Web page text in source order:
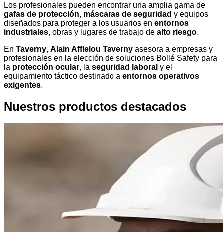
Los profesionales pueden encontrar una amplia gama de
gafas de protección, máscaras de seguridad y equipos
diseñados para proteger a los usuarios en entornos
industriales, obras y lugares de trabajo de alto riesgo.
En Taverny, Alain Afflelou Taverny asesora a empresas y
profesionales en la elección de soluciones Bollé Safety para
la protección ocular, la seguridad laboral y el
equipamiento táctico destinado a entornos operativos
exigentes.
Nuestros productos destacados